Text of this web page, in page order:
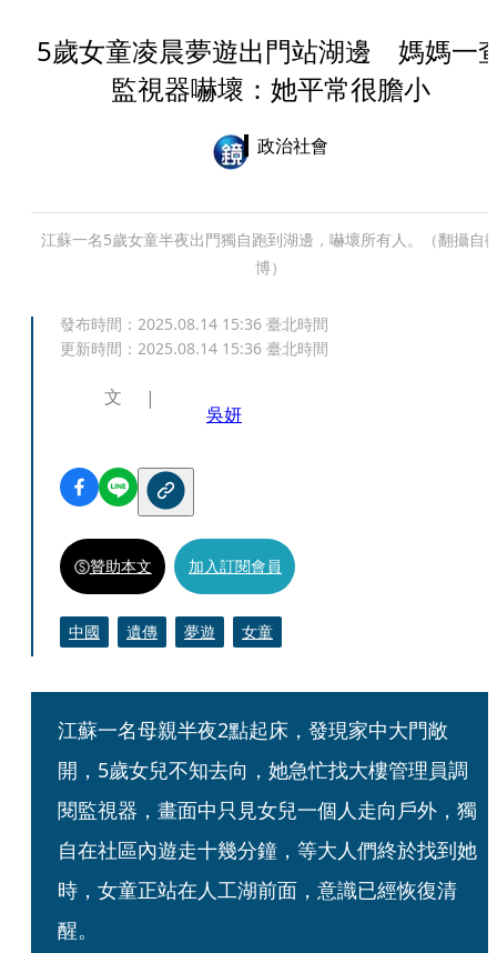
5歲女童凌晨夢遊出門站湖邊 媽媽一
監視器嚇壞：她平常很膽小
政治社會
江蘇一名5歲女童半夜出門獨自跑到湖邊，嚇壞所有人。（翻攝自
博）
發布時間： 2025.08.14 15:36 臺北時間
更新時間： 2025.08.14 15:36 臺北時間
文
吳妍
贊助本文 加入訂閱會員
中國 遺傳 夢遊 女童
江蘇一名母親半夜2點起床，發現家中大門敞
開，5歲女兒不知去向，她急忙找大樓管理員調
閱監視器，畫面中只見女兒一個人走向戶外，獨
自在社區內遊走十幾分鐘，等大人們終於找到她
時，女童正站在人工湖前面，意識已經恢復清
醒。